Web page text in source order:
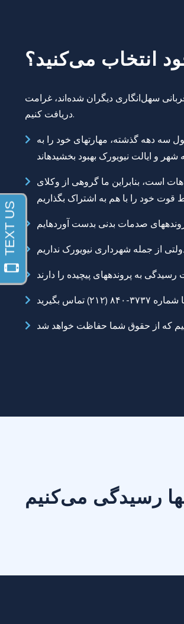
انتخاب می‌کنید؟
سهل‌انگاری دیگران شده‌اند، غرامت
دریافت کنیم.
گویدل و اندرو سیگل، این دفتر حقوقی را در سال ۱۹۹۰ تاسیس کردند و در طول سه دهه گذشته، مهارتهای خود را به
است، بنابراین ما گروهی از وکلای
رسیدگی می‌کنیم